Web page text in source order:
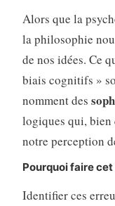
Alors que la
la philosophie
de nos idées. Ce
biais cognitifs »
nomment des
logiques qui, bien
notre perception
Pourquoi faire cet
Identifier ces